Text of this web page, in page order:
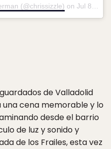
(@chrissizzle) on Jul 8, 2017 at 8:10pm PDT
de Valladolid
una cena memorable y lo
desde el barrio
de luz y sonido y
de los Frailes, esta vez